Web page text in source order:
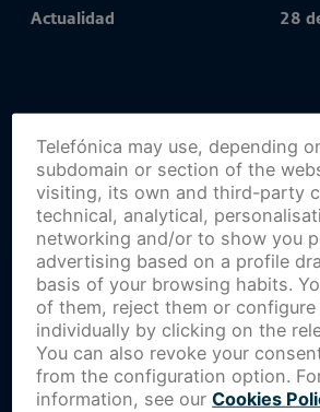
Actualidad 28
Telefónica may use, depending
subdomain or section of the
visiting, its own and third-party
technical, analytical,
networking and/or to show you
advertising based on a profile
basis of your browsing habits.
of them, reject them or
individually by clicking on the
You can also revoke your
from the configuration option.
information, see our Cookies